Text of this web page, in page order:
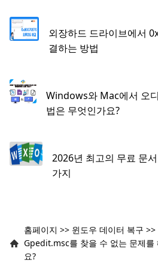
외장하드 드라이브에서
결하는 방법
Windows와 Mac에서 오
법은 무엇인가요?
2026년 최고의 무료 문
가지
홈페이지 >> 윈도우 데이터 복구 >>
Gpedit.msc를 찾을 수 없는 문제를
요?